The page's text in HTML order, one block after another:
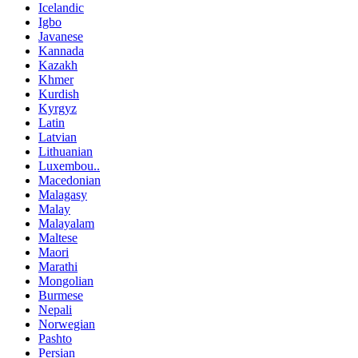
Icelandic
Igbo
Javanese
Kannada
Kazakh
Khmer
Kurdish
Kyrgyz
Latin
Latvian
Lithuanian
Luxembou..
Macedonian
Malagasy
Malay
Malayalam
Maltese
Maori
Marathi
Mongolian
Burmese
Nepali
Norwegian
Pashto
Persian